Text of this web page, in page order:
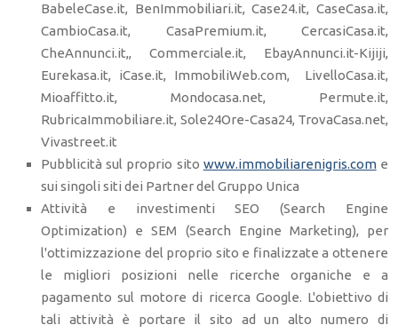
BabeleCase.it, BenImmobiliari.it, Case24.it, CaseCasa.it,
CambioCasa.it, CasaPremium.it, CercasiCasa.it,
CheAnnunci.it,, Commerciale.it, EbayAnnunci.it-Kijiji,
Eurekasa.it, iCase.it, ImmobiliWeb.com, LivelloCasa.it,
Mioaffitto.it, Mondocasa.net, Permute.it,
RubricaImmobiliare.it, Sole24Ore-Casa24, TrovaCasa.net,
Vivastreet.it
Pubblicità sul proprio sito www.immobiliarenigris.come
sui singoli siti dei Partner del Gruppo Unica
Attività e investimenti SEO (Search Engine
Optimization) e SEM (Search Engine Marketing), per
l'ottimizzazione del proprio sito e finalizzate a ottenere
le migliori posizioni nelle ricerche organiche e a
pagamento sul motore di ricerca Google. L'obiettivo di
tali attività è portare il sito ad un alto numero di